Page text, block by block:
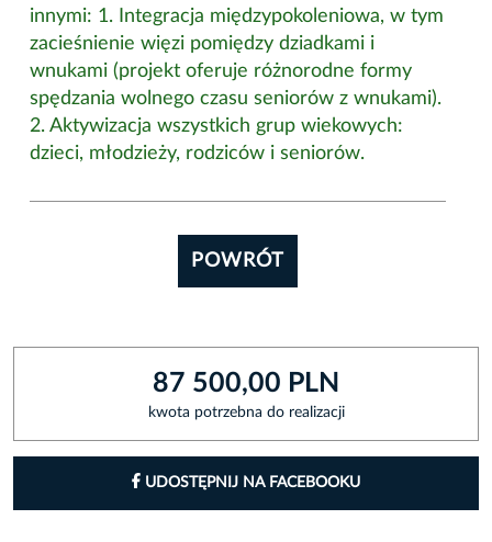
innymi: 1. Integracja międzypokoleniowa, w tym
zacieśnienie więzi pomiędzy dziadkami i
wnukami (projekt oferuje różnorodne formy
spędzania wolnego czasu seniorów z wnukami).
2. Aktywizacja wszystkich grup wiekowych:
dzieci, młodzieży, rodziców i seniorów.
POWRÓT
87 500,00 PLN
kwota potrzebna do realizacji
UDOSTĘPNIJ NA FACEBOOKU